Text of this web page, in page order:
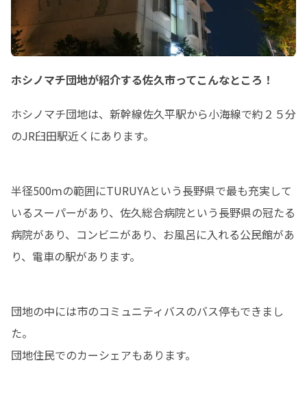
ホシノマチ団地が紹介する佐久市ってこんなところ！
ホシノマチ団地は、新幹線佐久平駅から小海線で約２５分
のJR臼田駅近くにあります。
半径500ｍの範囲にTURUYAという長野県で最も充実して
いるスーパーがあり、佐久総合病院という長野県の冠たる
病院があり、コンビニがあり、お風呂に入れる公民館があ
り、電車の駅があります。
団地の中には市のコミュニティバスのバス停もできまし
た。
団地住民でのカーシェアもあります。